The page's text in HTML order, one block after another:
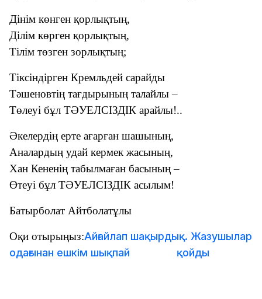
Дінім көнген қорлықтың,
Ділім көрген қорлықтың,
Тілім төзген зорлықтың;
Тіксіндірген Кремльдей сарайды
Тəшеновтің тағдырының талайлы –
Төлеуі бұл ТƏУЕЛСІЗДІК арайлы!..
Əкелердің ерте ағарған шашының,
Аналардың удай кермек жасының,
Хан Кененің табылмаған басының –
Өтеуі бұл ТƏУЕЛСІЗДІК асылым!
Батырболат Айтболатұлы
Оқи отырыңыз:Айғайлап шақырдық. Жазушылар
одағынан ешкім шықпай қойды